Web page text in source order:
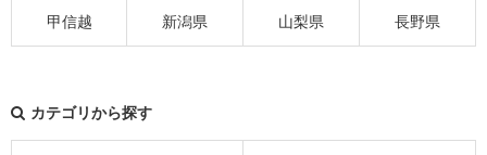
甲信越 新潟県 山梨県 長野県
カテゴリから探す